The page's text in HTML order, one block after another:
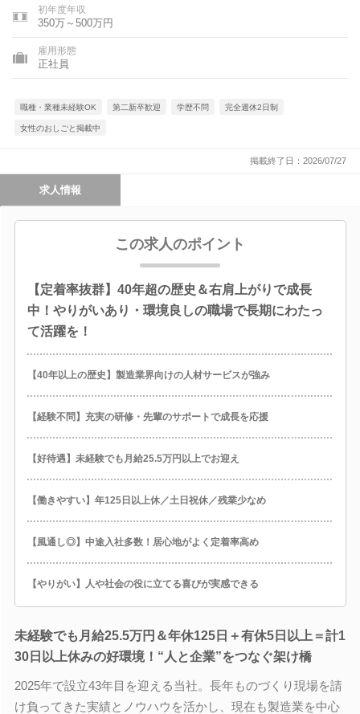
初年度年収
350万～500万円
雇用形態
正社員
職種・業種未経験OK 第二新卒歓迎 学歴不問 完全週休2日制
女性のおしごと掲載中
掲載終了日：2026/07/27
求人情報
この求人のポイント
【定着率抜群】40年超の歴史＆右肩上がりで成長
中！やりがいあり・環境良しの職場で長期にわたっ
て活躍を！
【40年以上の歴史】製造業界向けの人材サービスが強み
【経験不問】充実の研修・先輩のサポートで成長を応援
【好待遇】未経験でも月給25.5万円以上でお迎え
【働きやすい】年125日以上休／土日祝休／残業少なめ
【風通し◎】中途入社多数！居心地がよく定着率高め
【やりがい】人や社会の役に立てる喜びが実感できる
未経験でも月給25.5万円＆年休125日＋有休5日以上＝計1
30日以上休みの好環境！“人と企業”をつなぐ架け橋
2025年で設立43年目を迎える当社。長年ものづくり現場を請
け負ってきた実績とノウハウを活かし、現在も製造業を中心